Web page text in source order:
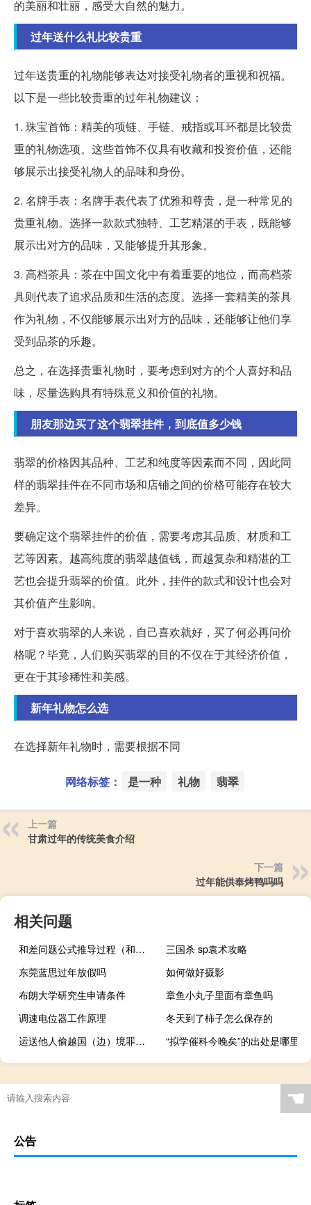
的美丽和壮丽，感受大自然的魅力。
过年送什么礼比较贵重
过年送贵重的礼物能够表达对接受礼物者的重视和祝福。
以下是一些比较贵重的过年礼物建议：
1. 珠宝首饰：精美的项链、手链、戒指或耳环都是比较贵
重的礼物选项。这些首饰不仅具有收藏和投资价值，还能
够展示出接受礼物人的品味和身份。
2. 名牌手表：名牌手表代表了优雅和尊贵，是一种常见的
贵重礼物。选择一款款式独特、工艺精湛的手表，既能够
展示出对方的品味，又能够提升其形象。
3. 高档茶具：茶在中国文化中有着重要的地位，而高档茶
具则代表了追求品质和生活的态度。选择一套精美的茶具
作为礼物，不仅能够展示出对方的品味，还能够让他们享
受到品茶的乐趣。
总之，在选择贵重礼物时，要考虑到对方的个人喜好和品
味，尽量选购具有特殊意义和价值的礼物。
朋友那边买了这个翡翠挂件，到底值多少钱
翡翠的价格因其品种、工艺和纯度等因素而不同，因此同
样的翡翠挂件在不同市场和店铺之间的价格可能存在较大
差异。
要确定这个翡翠挂件的价值，需要考虑其品质、材质和工
艺等因素。越高纯度的翡翠越值钱，而越复杂和精湛的工
艺也会提升翡翠的价值。此外，挂件的款式和设计也会对
其价值产生影响。
对于喜欢翡翠的人来说，自己喜欢就好，买了何必再问价
格呢？毕竟，人们购买翡翠的目的不仅在于其经济价值，
更在于其珍稀性和美感。
新年礼物怎么选
在选择新年礼物时，需要根据不同
网络标签： 是一种 礼物 翡翠
上一篇
甘肃过年的传统美食介绍
下一篇
过年能供奉烤鸭吗吗
相关问题
和差问题公式推导过程（和差问题公式）
三国杀 sp袁术攻略
东莞蓝思过年放假吗
如何做好摄影
布朗大学研究生申请条件
章鱼小丸子里面有章鱼吗
调速电位器工作原理
冬天到了柿子怎么保存的
运送他人偷越国（边）境罪量刑标准是什么
“拟学催科今晚矣”的出处是哪里
☚
公告